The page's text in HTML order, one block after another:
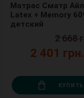
Матрас Сматр
Latex + Memory
детский
2 401
2 668
КУПИТЬ